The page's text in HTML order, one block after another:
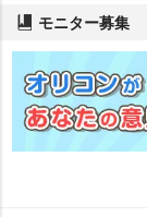
モニター募集